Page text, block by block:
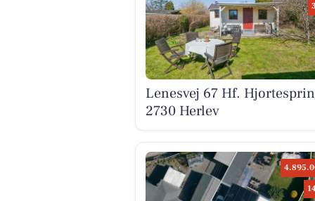
Lenesvej 67 Hf.
2730 Herlev